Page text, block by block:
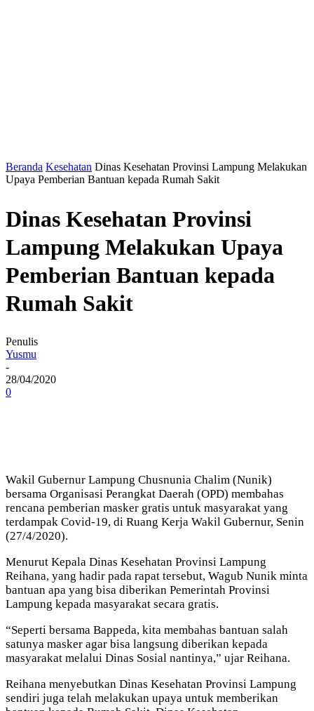
Beranda Kesehatan Dinas Kesehatan Provinsi Lampung Melakukan
Upaya Pemberian Bantuan kepada Rumah Sakit
Dinas Kesehatan Provinsi
Lampung Melakukan Upaya
Pemberian Bantuan kepada
Rumah Sakit
Penulis
Yusmu
-
28/04/2020
0
Wakil Gubernur Lampung Chusnunia Chalim (Nunik)
bersama Organisasi Perangkat Daerah (OPD) membahas
rencana pemberian masker gratis untuk masyarakat yang
terdampak Covid-19, di Ruang Kerja Wakil Gubernur, Senin
(27/4/2020).
Menurut Kepala Dinas Kesehatan Provinsi Lampung
Reihana, yang hadir pada rapat tersebut, Wagub Nunik minta
bantuan apa yang bisa diberikan Pemerintah Provinsi
Lampung kepada masyarakat secara gratis.
“Seperti bersama Bappeda, kita membahas bantuan salah
satunya masker agar bisa langsung diberikan kepada
masyarakat melalui Dinas Sosial nantinya,” ujar Reihana.
Reihana menyebutkan Dinas Kesehatan Provinsi Lampung
sendiri juga telah melakukan upaya untuk memberikan